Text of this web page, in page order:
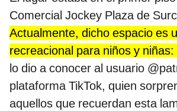
Comercial Jockey Plaza de
Actualmente, dicho espacio es
recreacional para niños y
lo dio a conocer al usuario
plataforma TikTok, quien
aquellos que recuerdan esta